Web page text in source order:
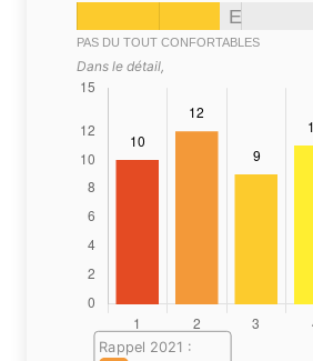
E
PAS DU TOUT CONFORTABLES
Dans le détail,
Rappel 2021 :